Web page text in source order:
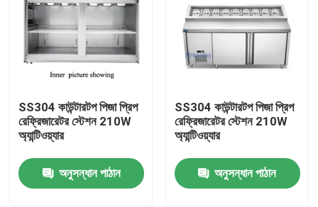
SS304 কাউন্টারটপ পিজা প্রিপ
রেফ্রিজারেটর স্টেশন 210W
অ্যান্টিওয়্যার
অনুসন্ধান পাঠান
SS304 কাউন্টারটপ পিজা প্রিপ
রেফ্রিজারেটর স্টেশন 210W
অ্যান্টিওয়্যার
অনুসন্ধান পাঠান